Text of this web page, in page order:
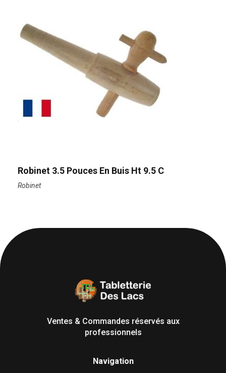
Robinet 3.5 Pouces En Buis Ht 9.5 C
Robinet
Ventes & Commandes réservés aux
professionnels
Navigation